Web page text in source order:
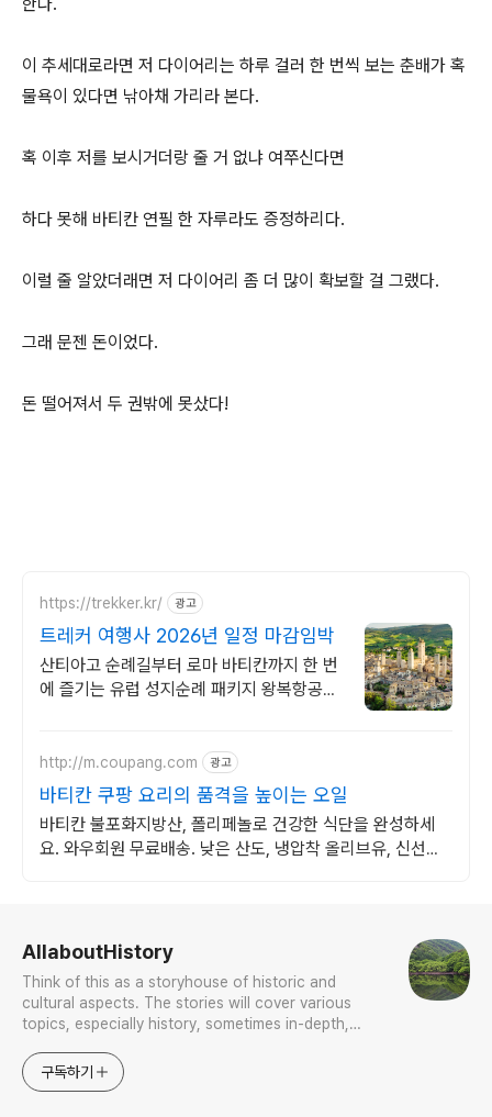
이 추세대로라면 저 다이어리는 하루 걸러 한 번씩 보는 춘배가 혹
물욕이 있다면 낚아채 가리라 본다.
혹 이후 저를 보시거더랑 줄 거 없냐 여쭈신다면
하다 못해 바티칸 연필 한 자루라도 증정하리다.
이럴 줄 알았더래면 저 다이어리 좀 더 많이 확보할 걸 그랬다.
그래 문젠 돈이었다.
돈 떨어져서 두 권밖에 못샀다!
https://trekker.kr/ 광고
트레커 여행사 2026년 일정 마감임박
산티아고 순례길부터 로마 바티칸까지 한 번
에 즐기는 유럽 성지순례 패키지 왕복항공권,
http://m.coupang.com 광고
바티칸 쿠팡 요리의 품격을 높이는 오일
바티칸 불포화지방산, 폴리페놀로 건강한 식단을 완성하세
요. 와우회원 무료배송. 낮은 산도, 냉압착 올리브유, 신선한
AllaboutHistory
Think of this as a storyhouse of historic and
cultural aspects. The stories will cover various
topics, especially history, sometimes in-depth,
approach will be to resist any common sense or
generalized viewpoint
구독하기